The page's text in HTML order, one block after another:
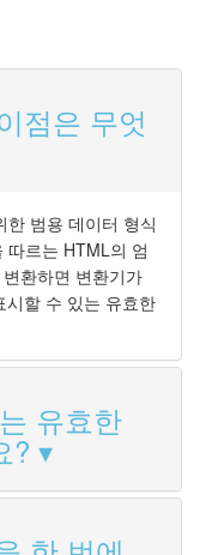
점은 무엇
범용 데이터 형식
따르는 HTML의 엄
환하면 변환기가
시할 수 있는 유효한
유효한
?